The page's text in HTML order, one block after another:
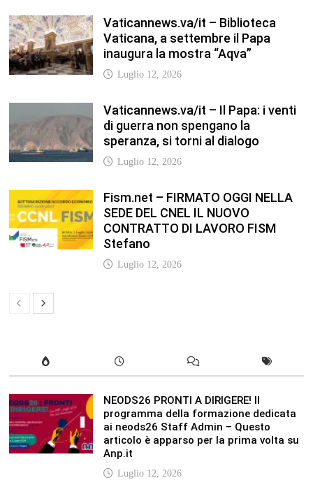
Vaticannews.va/it – Biblioteca
Vaticana, a settembre il Papa
inaugura la mostra “Aqva”
Luglio 12, 2026
Vaticannews.va/it – Il Papa: i venti
di guerra non spengano la
speranza, si torni al dialogo
Luglio 12, 2026
Fism.net – FIRMATO OGGI NELLA
SEDE DEL CNEL IL NUOVO
CONTRATTO DI LAVORO FISM
Stefano
Luglio 12, 2026
NEODS26 PRONTI A DIRIGERE! Il
programma della formazione dedicata
ai neods26 Staff Admin – Questo
articolo è apparso per la prima volta su
Anp.it
Luglio 12, 2026